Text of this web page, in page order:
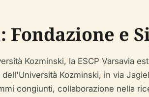
Fondazione e
Kozminski, la ESCP Varsavia
Kozminski, in via
congiunti, collaborazione nella